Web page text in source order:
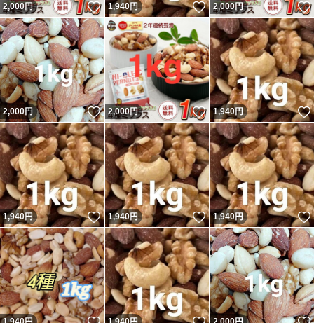
2,000円 いいね！
1,940円 いいね！
2,000円
2,000円 いいね！
2,000円 いいね！
1,940円
1,940円 いいね！
1,940円 いいね！
1,940円